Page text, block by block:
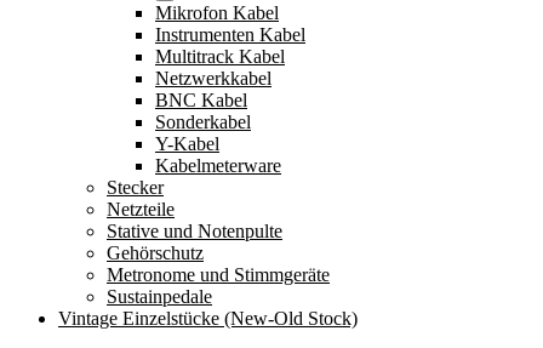
Mikrofon Kabel
Instrumenten Kabel
Multitrack Kabel
Netzwerkkabel
BNC Kabel
Sonderkabel
Y-Kabel
Kabelmeterware
Stecker
Netzteile
Stative und Notenpulte
Gehörschutz
Metronome und Stimmgeräte
Sustainpedale
Vintage Einzelstücke (New-Old Stock)